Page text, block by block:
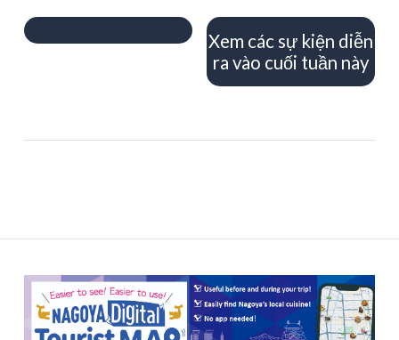
Xem các sự kiện diễn
ra vào cuối tuần này